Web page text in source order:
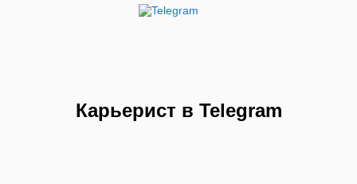
Карьерист в Telegram